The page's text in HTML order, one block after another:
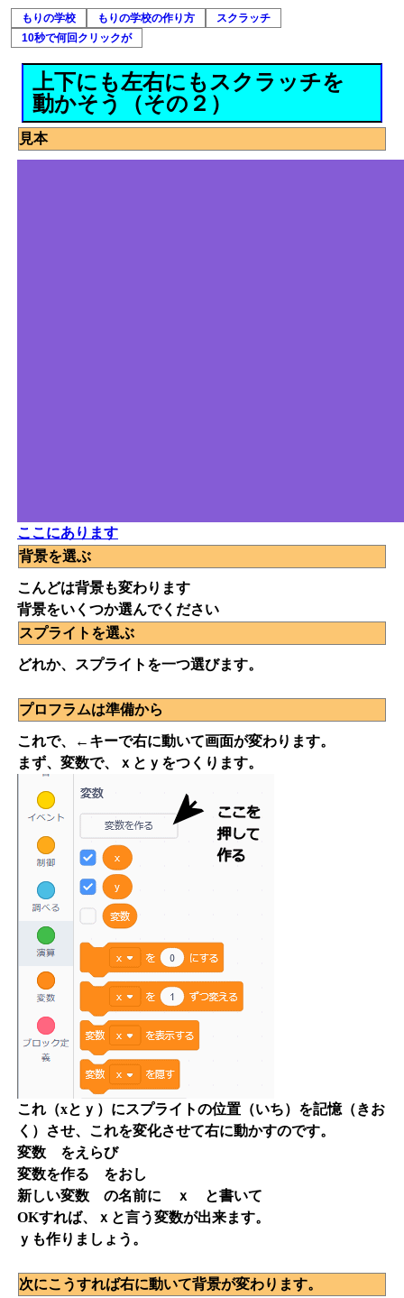
もりの学校 もりの学校の作り方
スクラッチ
10秒で何回クリックが
上下にも左右にもスクラッチを
動かそう（その２）
見本
ここにあります
背景を選ぶ
こんどは背景も変わります
背景をいくつか選んでください
スプライトを選ぶ
どれか、スプライトを一つ選びます。
プロフラムは準備から
これで、←キーで右に動いて画面が変わります。
まず、変数で、ｘとｙをつくります。
これ（xとｙ）にスプライトの位置（いち）を記憶（きお
く）させ、これを変化させて右に動かすのです。
変数 をえらび
変数を作る をおし
新しい変数 の名前に ｘ と書いて
OKすれば、ｘと言う変数が出来ます。
ｙも作りましょう。
次にこうすれば右に動いて背景が変わります。